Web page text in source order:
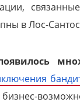
в Лос-